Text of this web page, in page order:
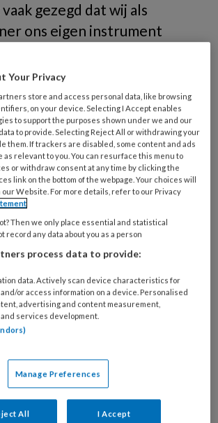
gezegd dat wij als
ons eigen instrument
niet mogen gebruiken. Het
cliënten is voor veel
Er heerst angst dat
tegen je gebruikt
Ik geloof juist dat
een knuffel, een arm om
– een manier is om
te drukken en dat het
kan zijn. Je moet als
wel weten waarom je het
weten dat de aanraking in
van de cliënt is en diens
PREMIUM
Your Privacy
store and access personal data, like browsing
on your device. Selecting I Accept enables
to support the purposes shown under we and our
to provide. Selecting Reject All or withdrawing your
them. If trackers are disabled, some content and ads
as relevant to you. You can resurface this menu to
or withdraw consent at any time by clicking the
link on the bottom of the webpage. Your choices will
Website. For more details, refer to our Privacy
Then we only place essential and statistical
record any data about you as a person
process data to provide:
data. Actively scan device characteristics for
or access information on a device. Personalised
advertising and content measurement,
services development.
Manage Preferences
All I Accept